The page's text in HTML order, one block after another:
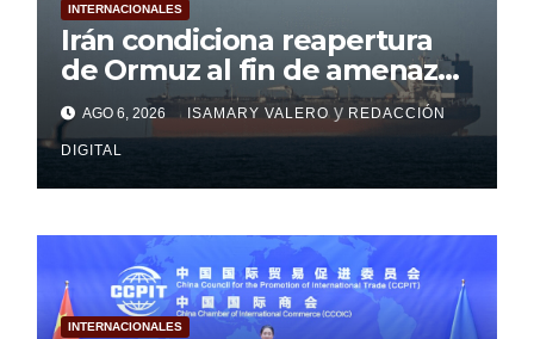
INTERNACIONALES
Irán condiciona reapertura
de Ormuz al fin de amenazas
de Estados Unidos
AGO 6, 2026 ISAMARY VALERO y REDACCIÓN
DIGITAL
INTERNACIONALES